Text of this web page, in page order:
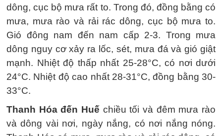
dông, cục bộ mưa rất to. Trong đó, đồng bằng có
mưa, mưa rào và rải rác dông, cục bộ mưa to.
Gió đông nam đến nam cấp 2-3. Trong mưa
dông nguy cơ xảy ra lốc, sét, mưa đá và gió giật
mạnh. Nhiệt độ thấp nhất 25-28°C, có nơi dưới
24°C. Nhiệt độ cao nhất 28-31°C, đồng bằng 30-
33°C.
Thanh Hóa đến Huế chiều tối và đêm mưa rào
và dông vài nơi, ngày nắng, có nơi nắng nóng.